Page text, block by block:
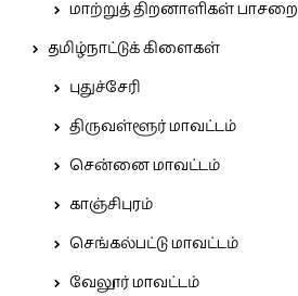
மாற்றுத் திறனாளிகள் பாசறை
தமிழ்நாட்டுக் கிளைகள்
புதுச்சேரி
திருவள்ளூர் மாவட்டம்
சென்னை மாவட்டம்
காஞ்சிபுரம்
செங்கல்பட்டு மாவட்டம்
வேலூர் மாவட்டம்